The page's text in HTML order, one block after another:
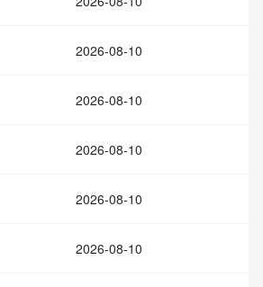
2026-08-10
2026-08-10
2026-08-10
2026-08-10
2026-08-10